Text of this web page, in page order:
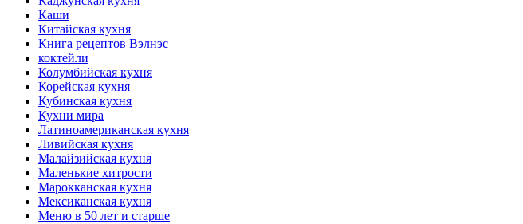
Каши
Китайская кухня
Книга рецептов Вэлнэс
коктейли
Колумбийская кухня
Корейская кухня
Кубинская кухня
Кухни мира
Латиноамериканская кухня
Ливийская кухня
Малайзийская кухня
Маленькие хитрости
Марокканская кухня
Мексиканская кухня
Меню в 50 лет и старше